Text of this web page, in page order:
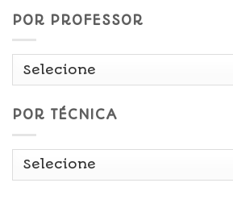
POR PROFESSOR
POR TÉCNICA